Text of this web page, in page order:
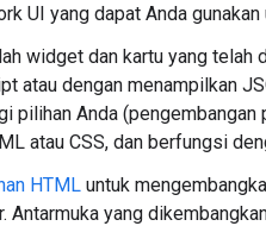
UI yang dapat Anda
widget dan kartu yang
atau dengan menampilkan
pilihan Anda
atau CSS, dan berfungsi
HTML untuk
yang